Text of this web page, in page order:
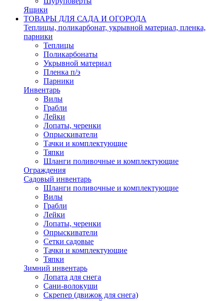
Ящики
ТОВАРЫ ДЛЯ САДА И ОГОРОДА
Теплицы, поликарбонат, укрывной материал, пленка,
парники
Теплицы
Поликарбонаты
Укрывной материал
Пленка п/э
Парники
Инвентарь
Вилы
Грабли
Лейки
Лопаты, черенки
Опрыскиватели
Тачки и комплектующие
Тяпки
Шланги поливочные и комплектующие
Ограждения
Садовый инвентарь
Шланги поливочные и комплектующие
Вилы
Грабли
Лейки
Лопаты, черенки
Опрыскиватели
Сетки садовые
Тачки и комплектующие
Тяпки
Зимний инвентарь
Лопата для снега
Сани-волокуши
Скрепер (движок для снега)